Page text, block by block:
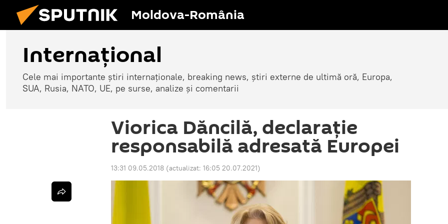
Moldova-România
Internaţional
Cele mai importante știri internaționale, breaking news, știri externe de ultimă oră, Europa,
SUA, Rusia, NATO, UE, pe surse, analize și comentarii
Viorica Dăncilă, declarație
responsabilă adresată Europei
13:31 09.05.2018 (actualizat: 16:05 20.07.2021)